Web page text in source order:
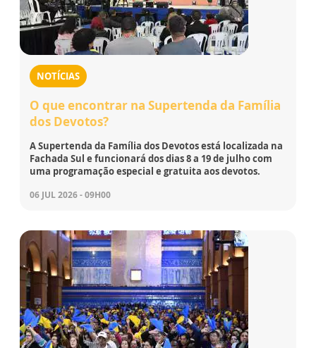
NOTÍCIAS
O que encontrar na Supertenda da Família
dos Devotos?
A Supertenda da Família dos Devotos está localizada na
Fachada Sul e funcionará dos dias 8 a 19 de julho com
uma programação especial e gratuita aos devotos.
06 JUL 2026 - 09H00